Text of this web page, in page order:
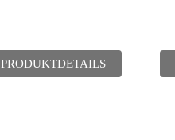
PRODUKTDETAILS